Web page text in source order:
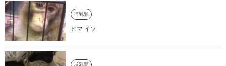
哺乳類
ヒマ イソ
哺乳類